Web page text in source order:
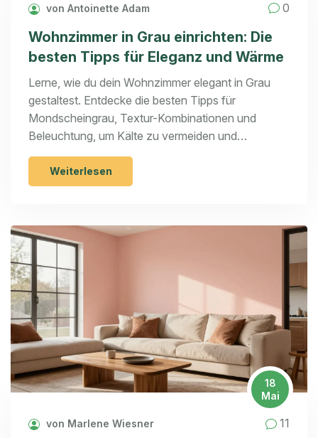
von Antoinette Adam 0
Wohnzimmer in Grau einrichten: Die
besten Tipps für Eleganz und Wärme
Lerne, wie du dein Wohnzimmer elegant in Grau
gestaltest. Entdecke die besten Tipps für
Mondscheingrau, Textur-Kombinationen und
Beleuchtung, um Kälte zu vermeiden und
Gemütlichkeit zu schaffen.
Weiterlesen
18
Mai
von Marlene Wiesner 11